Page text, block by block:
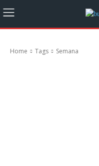
Home Tags Semana